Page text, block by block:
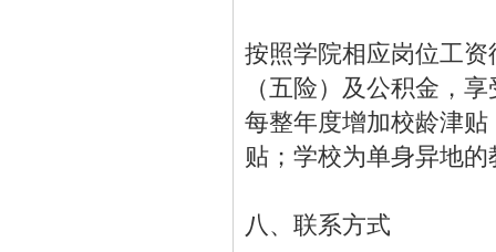
按照学院相应岗位工
（五险）及公积金，
每整年度增加校龄津
贴；学校为单身异地
八、联系方式